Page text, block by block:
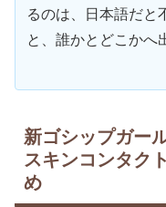
るのは、日本語だと
と、誰かとどこかへ
新ゴシップガー
スキンコンタク
め